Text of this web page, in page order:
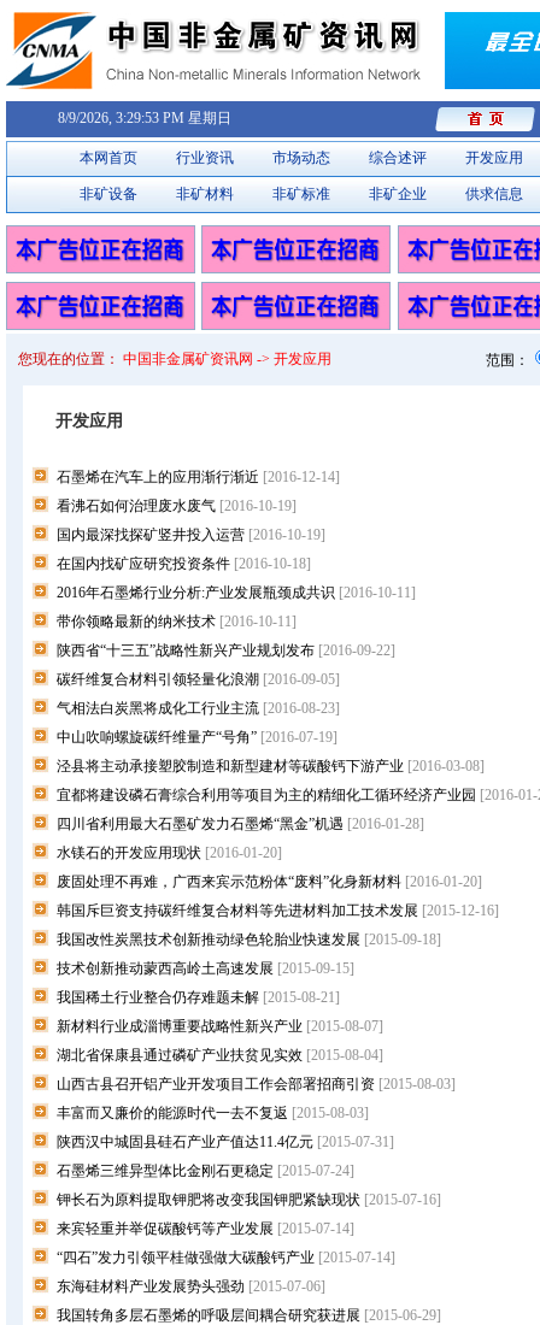
8/9/2026, 3:29:53 PM 星期日
本网首页 行业资讯 市场动态 综合述评 开发应用
非矿设备 非矿材料 非矿标准 非矿企业 供求信息
您现在的位置： 中国非金属矿资讯网 -> 开发应用 范围：
开发应用
石墨烯在汽车上的应用渐行渐近 [2016-12-14]
看沸石如何治理废水废气 [2016-10-19]
国内最深找探矿竖井投入运营 [2016-10-19]
在国内找矿应研究投资条件 [2016-10-18]
2016年石墨烯行业分析:产业发展瓶颈成共识 [2016-10-11]
带你领略最新的纳米技术 [2016-10-11]
陕西省“十三五”战略性新兴产业规划发布 [2016-09-22]
碳纤维复合材料引领轻量化浪潮 [2016-09-05]
气相法白炭黑将成化工行业主流 [2016-08-23]
中山吹响螺旋碳纤维量产“号角” [2016-07-19]
泾县将主动承接塑胶制造和新型建材等碳酸钙下游产业 [2016-03-08]
宜都将建设磷石膏综合利用等项目为主的精细化工循环经济产业园 [2016-
四川省利用最大石墨矿发力石墨烯“黑金”机遇 [2016-01-28]
水镁石的开发应用现状 [2016-01-20]
废固处理不再难，广西来宾示范粉体“废料”化身新材料 [2016-01-20]
韩国斥巨资支持碳纤维复合材料等先进材料加工技术发展 [2015-12-16]
我国改性炭黑技术创新推动绿色轮胎业快速发展 [2015-09-18]
技术创新推动蒙西高岭土高速发展 [2015-09-15]
我国稀土行业整合仍存难题未解 [2015-08-21]
新材料行业成淄博重要战略性新兴产业 [2015-08-07]
湖北省保康县通过磷矿产业扶贫见实效 [2015-08-04]
山西古县召开铝产业开发项目工作会部署招商引资 [2015-08-03]
丰富而又廉价的能源时代一去不复返 [2015-08-03]
陕西汉中城固县硅石产业产值达11.4亿元 [2015-07-31]
石墨烯三维异型体比金刚石更稳定 [2015-07-24]
钾长石为原料提取钾肥将改变我国钾肥紧缺现状 [2015-07-16]
来宾轻重并举促碳酸钙等产业发展 [2015-07-14]
“四石”发力引领平桂做强做大碳酸钙产业 [2015-07-14]
东海硅材料产业发展势头强劲 [2015-07-06]
我国转角多层石墨烯的呼吸层间耦合研究获进展 [2015-06-29]